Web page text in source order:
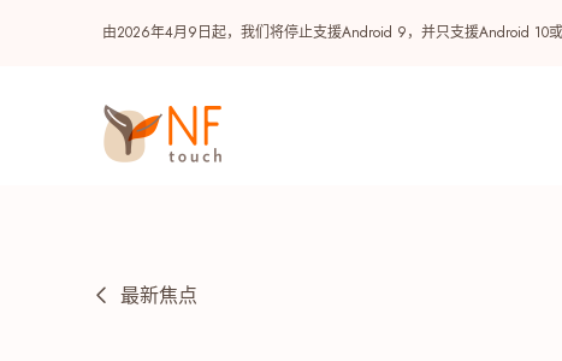
由2026年4月9日起，我们将停止支援Android 9，并只支援Android 10
最新焦点